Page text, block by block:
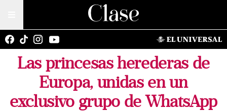
Las princesas herederas de
Europa, unidas en un
exclusivo grupo de WhatsApp